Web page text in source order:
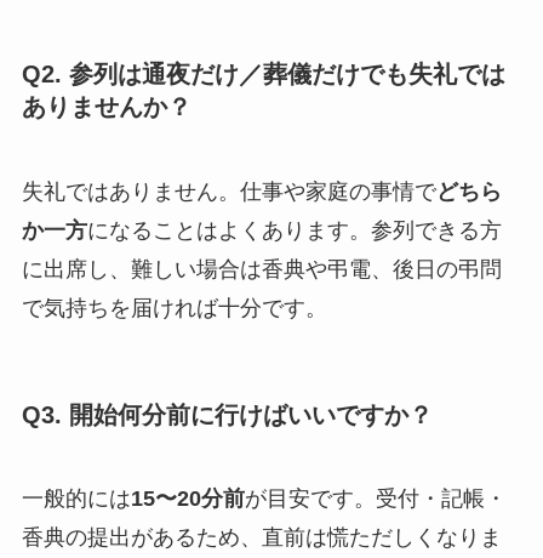
Q2. 参列は通夜だけ／葬儀だけでも失礼では
ありませんか？
失礼ではありません。仕事や家庭の事情でどちら
か一方になることはよくあります。参列できる方
に出席し、難しい場合は香典や弔電、後日の弔問
で気持ちを届ければ十分です。
Q3. 開始何分前に行けばいいですか？
一般的には15〜20分前が目安です。受付・記帳・
香典の提出があるため、直前は慌ただしくなりま